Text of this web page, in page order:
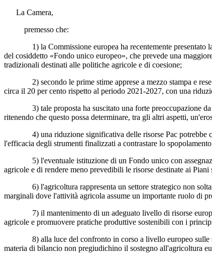
La Camera,
premesso che:
1) la Commissione europea ha recentemente presentato la
del cosiddetto «Fondo unico europeo», che prevede una
tradizionali destinati alle politiche agricole e di coesione;
2) secondo le prime stime apprese a mezzo stampa e rese
circa il 20 per cento rispetto al periodo 2021-2027, con una
3) tale proposta ha suscitato una forte preoccupazione da
ritenendo che questo possa determinare, tra gli altri aspetti,
4) una riduzione significativa delle risorse Pac potrebbe
l'efficacia degli strumenti finalizzati a contrastare lo
5) l'eventuale istituzione di un Fondo unico con
agricole e di rendere meno prevedibili le risorse destinate ai
6) l'agricoltura rappresenta un settore strategico non soltanto
marginali dove l'attività agricola assume un importante ruolo di
7) il mantenimento di un adeguato livello di risorse europee
agricole e promuovere pratiche produttive sostenibili con i
8) alla luce del confronto in corso a livello europeo sulle
materia di bilancio non pregiudichino il sostegno all'agricoltura